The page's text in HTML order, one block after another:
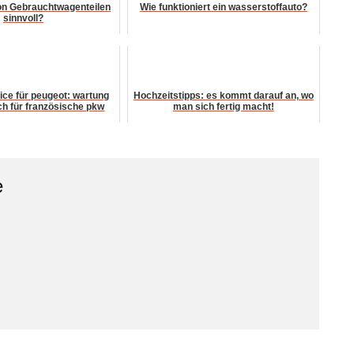
Gebrauchtwagenteilen
sinnvoll?
Wie funktioniert ein wasserstoffauto?
für peugeot: wartung
für französische pkw
Hochzeitstipps: es kommt darauf an, wo
man sich fertig macht!